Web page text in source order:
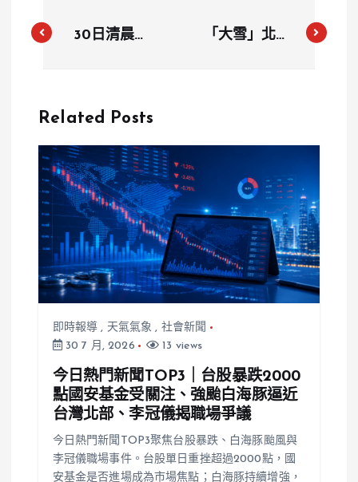
30日清晨前
12/6東北季風
「大雪」北東
Related Posts
即時報導 , 天氣氣象 , 社會新聞
30 7 月, 2026
13 views
今日熱門新聞TOP3｜台股暴跌2000
點國安基金受關注、強颱白海豚逼近
台灣北部、李冠儀揭職場爭議
今日熱門新聞TOP3聚焦台股暴跌、白海豚颱風與
李冠儀職場事件。台股單日重挫超過2000點，國
安基金是否進場成為市場焦點；白海豚持續增強，